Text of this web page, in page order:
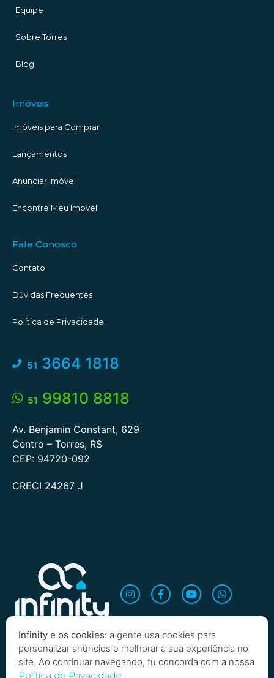
Equipe
Sobre Torres
Blog
Imóveis
Imóveis para Comprar
Lançamentos
Anunciar Imóvel
Encontre Meu Imóvel
Fale Conosco
Contato
Dúvidas Frequentes
Política de Privacidade
51 3664 1818
51 99810 8818
Av. Benjamin Constant, 629
Centro – Torres, RS
CEP: 94720-092
CRECI 24267 J
Infinity e os cookies: a gente usa cookies para
personalizar anúncios e melhorar a sua experiência no
site. Ao continuar navegando, tu concorda com a nossa
Política de Privacidade.